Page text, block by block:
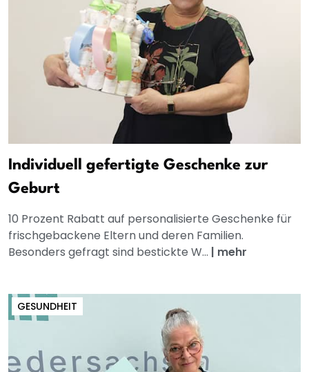
Individuell gefertigte Geschenke zur
Geburt
10 Prozent Rabatt auf personalisierte Geschenke für
frischgebackene Eltern und deren Familien.
Besonders gefragt sind bestickte W... | mehr
GESUNDHEIT